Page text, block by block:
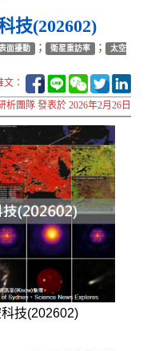
技(202602)
面擾動 ； 衛星重訪率 ；
太空
文：
團隊 發表於 2026年2月26日
技(202602)